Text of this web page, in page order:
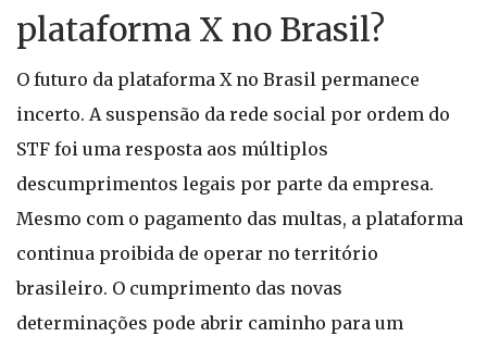
plataforma X no Brasil?
O futuro da plataforma X no Brasil permanece
incerto. A suspensão da rede social por ordem do
STF foi uma resposta aos múltiplos
descumprimentos legais por parte da empresa.
Mesmo com o pagamento das multas, a plataforma
continua proibida de operar no território
brasileiro. O cumprimento das novas
determinações pode abrir caminho para um